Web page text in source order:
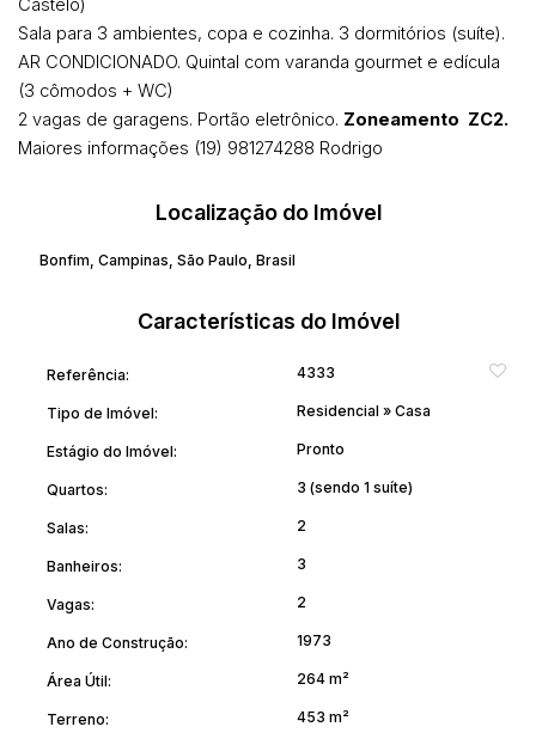
Sala para 3 ambientes, copa e cozinha. 3 dormitórios (suíte).
AR CONDICIONADO. Quintal com varanda gourmet e edícula
(3 cômodos + WC)
2 vagas de garagens. Portão eletrônico. Zoneamento ZC2.
Maiores informações (19) 981274288 Rodrigo
Localização do Imóvel
Bonfim Campinas São Paulo Brasil
Características do Imóvel
Referência: 4333
Tipo de Imóvel: Residencial » Casa
Estágio do Imóvel: Pronto
Quartos: 3 (sendo 1 suíte)
Salas: 2
Banheiros: 3
Vagas: 2
Ano de Construção: 1973
Área Útil: 264 m²
Terreno: 453 m²